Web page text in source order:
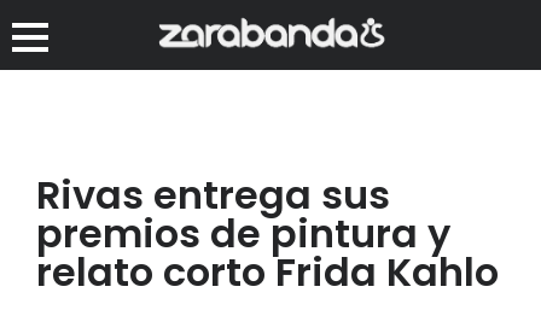
Rivas entrega sus
premios de pintura y
relato corto Frida Kahlo